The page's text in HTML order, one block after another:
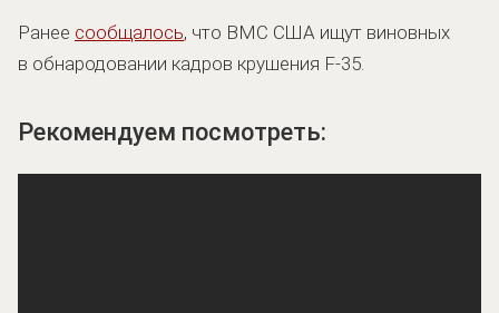
Ранее сообщалось, что ВМС США ищут виновных
в обнародовании кадров крушения F-35.
Рекомендуем посмотреть: